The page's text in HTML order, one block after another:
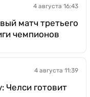
4 августа 16:43
матч третьего
чемпионов
4 августа 11:39
Челси готовит